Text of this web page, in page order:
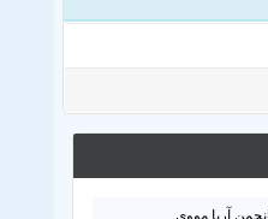
انجمن آریا مووی